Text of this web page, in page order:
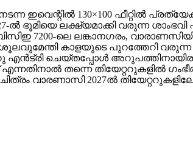
ഇവെന്റിൽ 130×100 ഫീറ്റിൽ
ല്‍ ഭൂമിയെ ലക്ഷ്യമാക്കി വരുന്ന
7200-ലെ ലങ്കാനഗരം,
കാളയുടെ പുറത്തേറി
ചെയ്തപ്പോൾ
തന്നെ തിയേറ്ററുകളില്‍
വാരണാസി 2027ൽ